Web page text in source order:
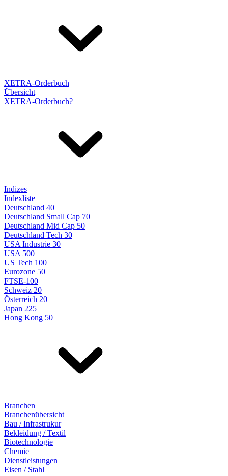
XETRA-Orderbuch
Übersicht
XETRA-Orderbuch?
Indizes
Indexliste
Deutschland 40
Deutschland Small Cap 70
Deutschland Mid Cap 50
Deutschland Tech 30
USA Industrie 30
USA 500
US Tech 100
Eurozone 50
FTSE-100
Schweiz 20
Österreich 20
Japan 225
Hong Kong 50
Branchen
Branchenübersicht
Bau / Infrastrukur
Bekleidung / Textil
Biotechnologie
Chemie
Dienstleistungen
Eisen / Stahl